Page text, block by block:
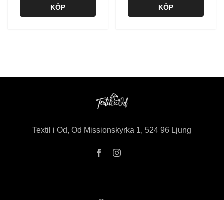
KÖP KÖP
Textil i Od, Od Missionskyrka 1, 524 96 Ljung